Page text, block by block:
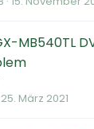
MB540TL
25. März 2021